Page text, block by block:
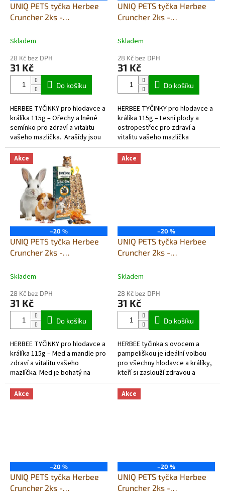
UNIQ PETS tyčka Herbee
Cruncher 2ks -
arašídy a lněné semínko
Skladem
28 Kč bez DPH
31 Kč
Do košíku
HERBEE TYČINKY pro hlodavce a
králíka 115g – Ořechy a lněné
semínko pro zdraví a vitalitu
vašeho mazlíčka. Arašídy jsou
bohaté na tuky a kalorie, což
hlodavcům...
UNIQ PETS tyčka Herbee
Cruncher 2ks -
plody a ostropestřec
Skladem
28 Kč bez DPH
31 Kč
Do košíku
HERBEE TYČINKY pro hlodavce a
králíka 115g – Lesní plody a
ostropestřec pro zdraví a
vitalitu vašeho mazlíčka
Dopřejte svému hlodavci či
králíkovi lahodnou a zdravou
odměnu v...
Akce
–20 %
UNIQ PETS tyčka Herbee
Cruncher 2ks -
a mandle
Skladem
28 Kč bez DPH
31 Kč
Do košíku
HERBEE TYČINKY pro hlodavce a
králíka 115g – Med a mandle pro
zdraví a vitalitu vašeho
mazlíčka. Med je bohatý na
jednoduché cukry, což
hlodavcům poskytuje rychlý
zdroj...
Akce
–20 %
UNIQ PETS tyčka Herbee
Cruncher 2ks -
ovoce a pampeliška
Skladem
28 Kč bez DPH
31 Kč
Do košíku
HERBEE tyčinka s ovocem a
pampeliškou je ideální volbou
pro všechny hlodavce a králíky,
kteří si zaslouží zdravou a
chutnou odměnu! Pampeliška
má močopudné a detoxikační...
Akce
–20 %
UNIQ PETS tyčka Herbee
Cruncher 2ks -
Akce
–20 %
UNIQ PETS tyčka Herbee
Cruncher 2ks -